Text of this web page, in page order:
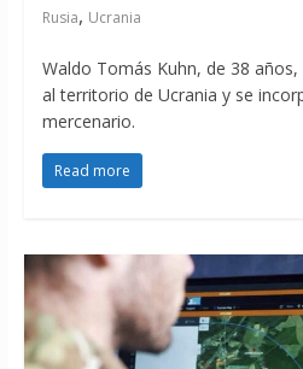
Rusia, Ucrania
Waldo Tomás Kuhn, de 38
al territorio de Ucrania y se
mercenario.
Read more